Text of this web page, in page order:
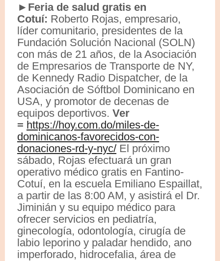
►Feria de salud gratis en
Cotuí: Roberto Rojas, empresario,
líder comunitario, presidentes de la
Fundación Solución Nacional (SOLN)
con más de 21 años, de la Asociación
de Empresarios de Transporte de NY,
de Kennedy Radio Dispatcher, de la
Asociación de Sóftbol Dominicano en
USA, y promotor de decenas de
equipos deportivos. Ver
= https://hoy.com.do/miles-de-
dominicanos-favorecidos-con-
donaciones-rd-y-nyc/ El próximo
sábado, Rojas efectuará un gran
operativo médico gratis en Fantino-
Cotuí, en la escuela Emiliano Espaillat,
a partir de las 8:00 AM, y asistirá el Dr.
Jiminián y su equipo médico para
ofrecer servicios en pediatría,
ginecología, odontología, cirugía de
labio leporino y paladar hendido, ano
imperforado, hidrocefalia, área de